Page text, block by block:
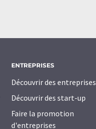
ENTREPRISES
Découvrir des entreprises
Découvrir des start-up
Faire la promotion
d'entreprises